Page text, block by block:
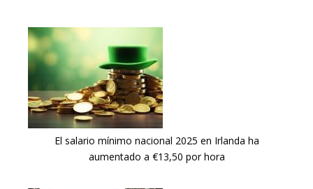
El salario mínimo nacional 2025 en Irlanda ha
aumentado a €13,50 por hora